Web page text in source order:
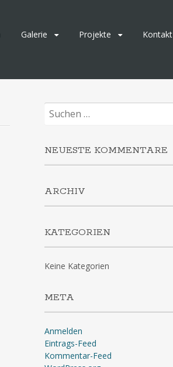
Galerie Projekte Kontakt
Suchen
nach:
NEUESTE KOMMENTARE
ARCHIV
KATEGORIEN
Keine Kategorien
META
Anmelden
Eintrags-Feed
Kommentar-Feed